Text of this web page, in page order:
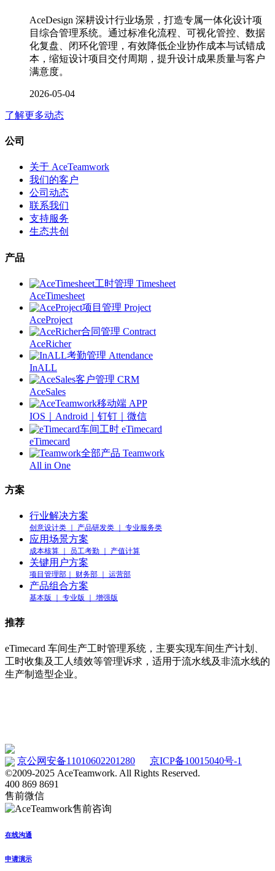
AceDesign 深耕设计行业场景，打造专属一体化设计项
目综合管理系统。通过标准化流程、可视化管控、数据
化复盘、闭环化管理，有效降低企业协作成本与试错成
本，缩短设计项目交付周期，提升设计成果质量与客户
满意度。
2026-05-04
了解更多动态
公司
关于 AceTeamwork
我们的客户
公司动态
联系我们
支持服务
生态共创
产品
工时管理 Timesheet
AceTimesheet
项目管理 Project
AceProject
合同管理 Contract
AceRicher
考勤管理 Attendance
InALL
客户管理 CRM
AceSales
移动端 APP
IOS｜Android｜钉钉｜微信
车间工时 eTimecard
eTimecard
全部产品 Teamwork
All in One
方案
行业解决方案
创意设计类 ｜ 产品研发类 ｜ 专业服务类
应用场景方案
成本核算 ｜ 员工考勤 ｜ 产值计算
关键用户方案
项目管理部｜ 财务部 ｜ 运营部
产品组合方案
基本版 ｜ 专业版 ｜ 增强版
推荐
eTimecard 车间生产工时管理系统，主要实现车间生产计划、
工时收集及工人绩效等管理诉求，适用于流水线及非流水线的
生产制造型企业。
京公网安备11010602201280
京ICP备10015040号-1
©2009-2025 AceTeamwork. All Rights Reserved.
400 869 8691
售前微信
在线沟通
申请演示